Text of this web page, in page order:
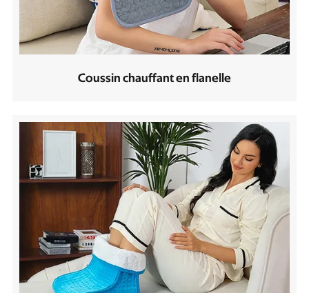
Coussin chauffant en flanelle